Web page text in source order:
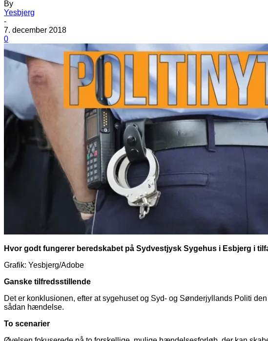
By
Yesbjerg
-
7. december 2018
0
Hvor godt fungerer beredskabet på Sydvestjysk Sygehus i Esbjerg i
Grafik: Yesbjerg/Adobe
Ganske tilfredsstillende
Det er konklusionen, efter at sygehuset og Syd- og Sønderjyllands Politi
sådan hændelse.
To scenarier